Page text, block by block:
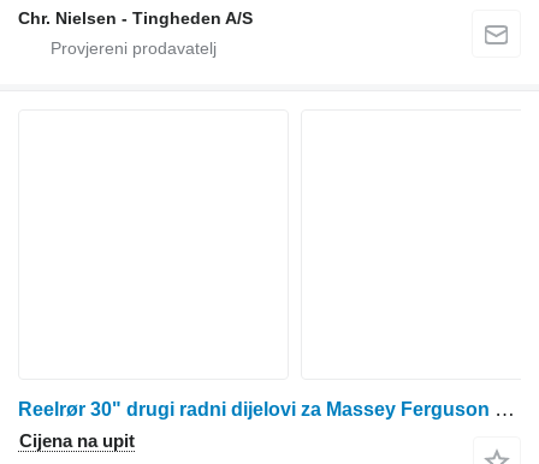
Chr. Nielsen - Tingheden A/S
Reelrør 30" drugi radni dijelovi za Massey Ferguson 9280 kombajna za žito
Cijena na upit